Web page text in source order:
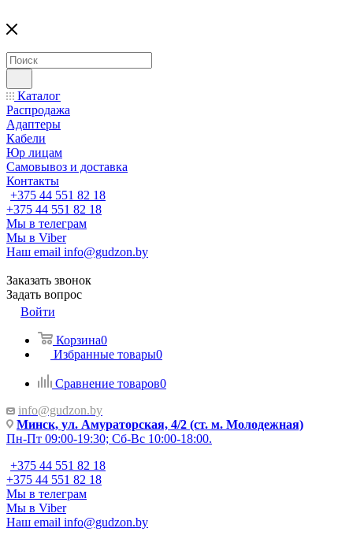
Каталог
Распродажа
Адаптеры
Кабели
Юр лицам
Самовывоз и доставка
Контакты
+375 44 551 82 18
+375 44 551 82 18
Мы в телеграм
Мы в Viber
Наш email info@gudzon.by
Заказать звонок
Задать вопрос
Войти
Корзина0
Избранные товары0
Сравнение товаров0
info@gudzon.by
Минск, ул. Амураторская, 4/2 (ст. м. Молодежная)
Пн-Пт 09:00-19:30; Сб-Вс 10:00-18:00.
+375 44 551 82 18
+375 44 551 82 18
Мы в телеграм
Мы в Viber
Наш email info@gudzon.by